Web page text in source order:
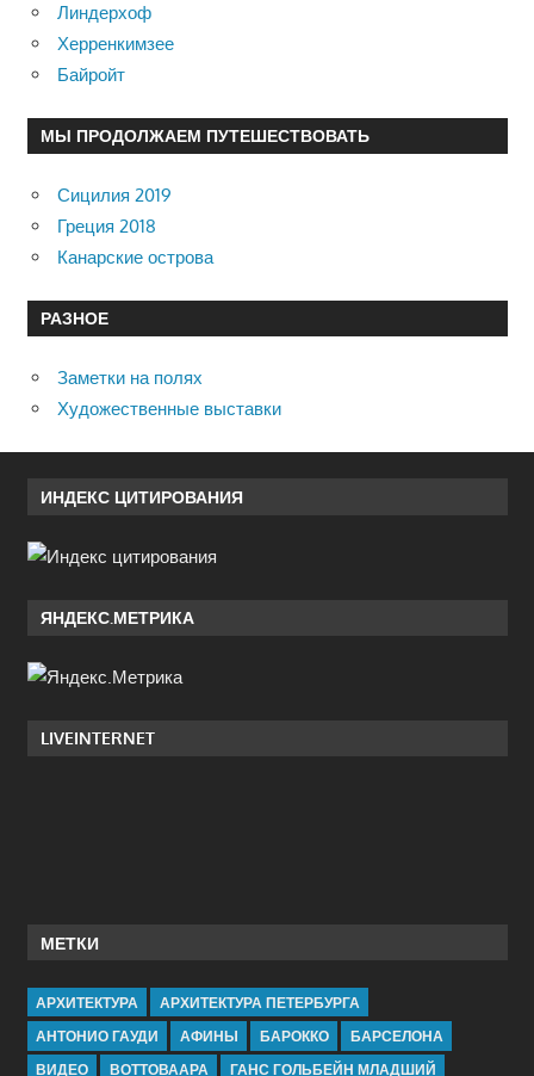
Линдерхоф
Херренкимзее
Байройт
МЫ ПРОДОЛЖАЕМ ПУТЕШЕСТВОВАТЬ
Сицилия 2019
Греция 2018
Канарские острова
РАЗНОЕ
Заметки на полях
Художественные выставки
ИНДЕКС ЦИТИРОВАНИЯ
ЯНДЕКС.МЕТРИКА
LIVEINTERNET
МЕТКИ
АРХИТЕКТУРА
АРХИТЕКТУРА ПЕТЕРБУРГА
АНТОНИО ГАУДИ
АФИНЫ БАРОККО
БАРСЕЛОНА
ВИДЕО
ВОТТОВААРА ГАНС ГОЛЬБЕЙН МЛАДШИЙ